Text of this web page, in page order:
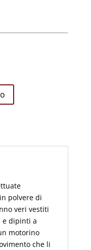
polvere di
veri vestiti
e dipinti a
motorino
che li